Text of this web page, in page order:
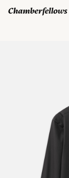
コレクション